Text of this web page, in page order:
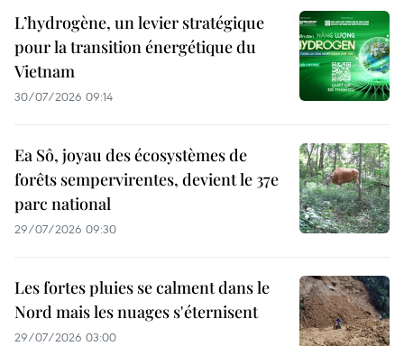
L’hydrogène, un levier stratégique
pour la transition énergétique du
Vietnam
30/07/2026 09:14
Ea Sô, joyau des écosystèmes de
forêts sempervirentes, devient le 37e
parc national
29/07/2026 09:30
Les fortes pluies se calment dans le
Nord mais les nuages s'éternisent
29/07/2026 03:00